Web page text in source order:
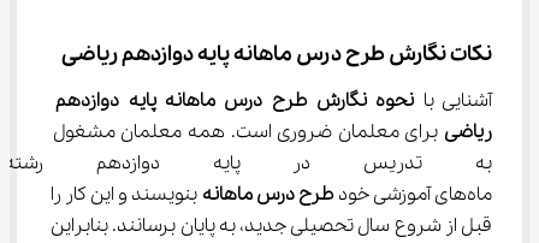
نکات نگارش طرح درس ماهانه پایه دوازدهم ریاضی
آشنایی با نحوه نگارش طرح درس ماهانه پایه دوازدهم
ریاضی برای معلمان ضروری است. همه معلمان مشغول
به تدریس در پایه دوازدهم
ماه‌های آموزشی خود
طرح درس ماهانه بنویسند و این کار را
قبل از شروع سال تحصیلی جدید، به پایان برسانند. بنابراین